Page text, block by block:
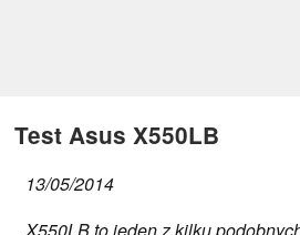
Test Asus X550LB
13/05/2014
X550LB to jeden z kilku